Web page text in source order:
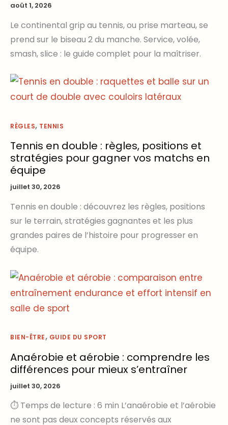
août 1, 2026
Le continental grip au tennis, ou prise marteau, se
prend sur le biseau 2 du manche. Service, volée,
smash, slice : le guide complet pour la maîtriser.
RÈGLES, TENNIS
Tennis en double : règles, positions et
stratégies pour gagner vos matchs en
équipe
juillet 30, 2026
Tennis en double : découvrez les règles, positions
sur le terrain, stratégies gagnantes et les plus
grandes paires de l’histoire pour progresser en
équipe.
BIEN-ÊTRE, GUIDE DU SPORT
Anaérobie et aérobie : comprendre les
différences pour mieux s’entraîner
juillet 30, 2026
⏱ Temps de lecture : 6 min L’anaérobie et l’aérobie
ne sont pas deux concepts réservés aux